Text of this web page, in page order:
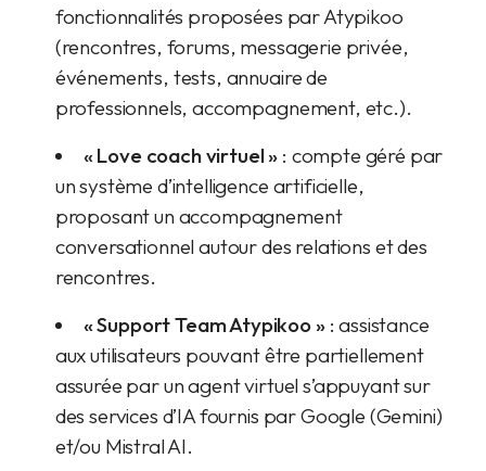
fonctionnalités proposées par Atypikoo
(rencontres, forums, messagerie privée,
événements, tests, annuaire de
professionnels, accompagnement, etc.).
« Love coach virtuel » : compte géré par
un système d’intelligence artificielle,
proposant un accompagnement
conversationnel autour des relations et des
rencontres.
« Support Team Atypikoo »: assistance
aux utilisateurs pouvant être partiellement
assurée par un agent virtuel s’appuyant sur
des services d’IA fournis par Google (Gemini)
et/ou Mistral AI.